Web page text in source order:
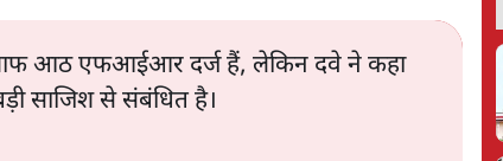
आठ एफआईआर दर्ज हैं, लेकिन दवे ने कहा
साजिश से संबंधित है।